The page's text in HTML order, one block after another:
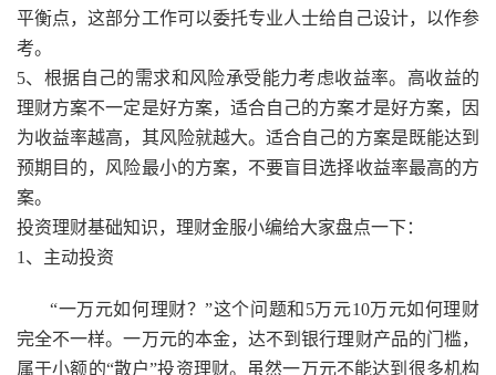
平衡点，这部分工作可以委托专业人士给自己设计，以作参
考。
5、根据自己的需求和风险承受能力考虑收益率。高收益的
理财方案不一定是好方案，适合自己的方案才是好方案，因
为收益率越高，其风险就越大。适合自己的方案是既能达到
预期目的，风险最小的方案，不要盲目选择收益率最高的方
案。
投资理财基础知识，理财金服小编给大家盘点一下：
1、主动投资
“一万元如何理财？”这个问题和5万元10万元如何理财
完全不一样。一万元的本金，达不到银行理财产品的门槛，
属于小额的“散户”投资理财。虽然一万元不能达到很多机构